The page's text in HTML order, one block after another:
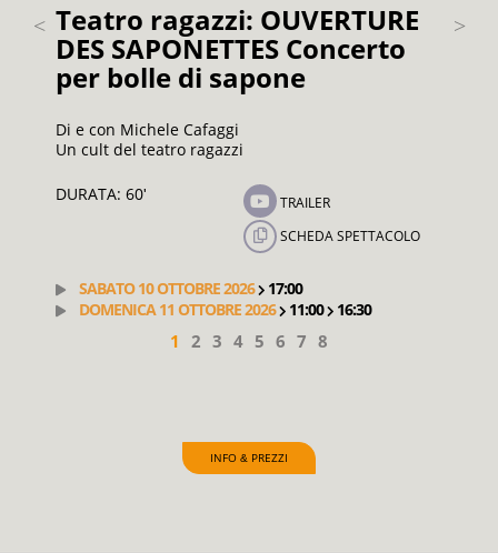
Teatro ragazzi: OUVERTURE
DES SAPONETTES Concerto
per bolle di sapone
Di e con Michele Cafaggi
Un cult del teatro ragazzi
DURATA: 60'
TRAILER
SCHEDA SPETTACOLO
SABATO 10 OTTOBRE 2026
17:00
DOMENICA 11 OTTOBRE 2026
11:00 16:30
1 2 3 4 5 6 7 8
INFO & PREZZI